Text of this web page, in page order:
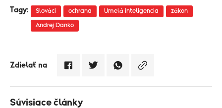
Tagy: Slováci ochrana Umelá inteligencia zákon
Andrej Danko
Zdielať na
Súvisiace články